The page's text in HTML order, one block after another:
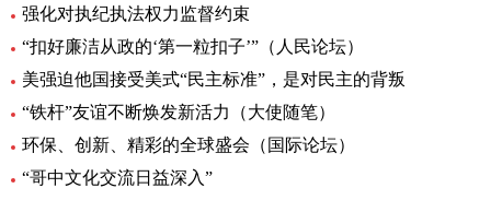
强化对执纪执法权力监督约束
“扣好廉洁从政的‘第一粒扣子’”（人民论坛）
美强迫他国接受美式“民主标准”，是对民主的背叛
“铁杆”友谊不断焕发新活力（大使随笔）
环保、创新、精彩的全球盛会（国际论坛）
“哥中文化交流日益深入”